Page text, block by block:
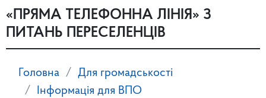
«ПРЯМА ТЕЛЕФОННА ЛІНІЯ» З
ПИТАНЬ ПЕРЕСЕЛЕНЦІВ
Головна
Для громадськості
Інформація для ВПО